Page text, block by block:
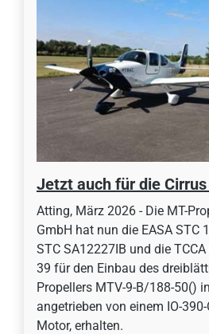
Jetzt auch für die Cirrus
Atting, März 2026 - Die MT-
GmbH hat nun die EASA STC
STC SA12227IB und die
39 für den Einbau des
Propellers MTV-9-B/188-50()
angetrieben von einem IO-
Motor, erhalten.